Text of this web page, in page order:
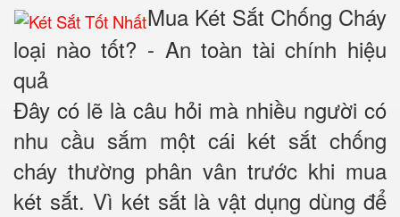
Mua Két Sắt Chống Cháy
loại nào tốt? - An toàn tài chính hiệu
quả
Đây có lẽ là câu hỏi mà nhiều người có
nhu cầu sắm một cái két sắt chống
cháy thường phân vân trước khi mua
két sắt. Vì két sắt là vật dụng dùng để